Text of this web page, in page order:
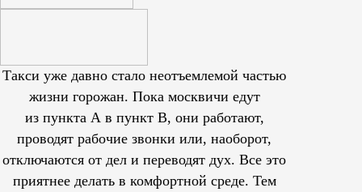
Такси уже давно стало неотъемлемой частью
жизни горожан. Пока москвичи едут
из пункта А в пункт В, они работают,
проводят рабочие звонки или, наоборот,
отключаются от дел и переводят дух. Все это
приятнее делать в комфортной среде. Тем